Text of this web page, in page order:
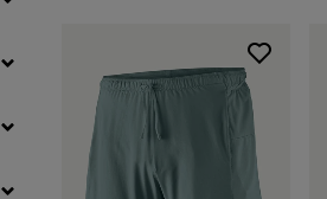
Filter by
Produktfamilie